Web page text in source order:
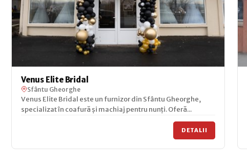
Venus Elite Bridal
Sfântu Gheorghe
Venus Elite Bridal este un furnizor din Sfântu Gheorghe,
specializat în coafură și machiaj pentru nunți. Oferă...
DETALII